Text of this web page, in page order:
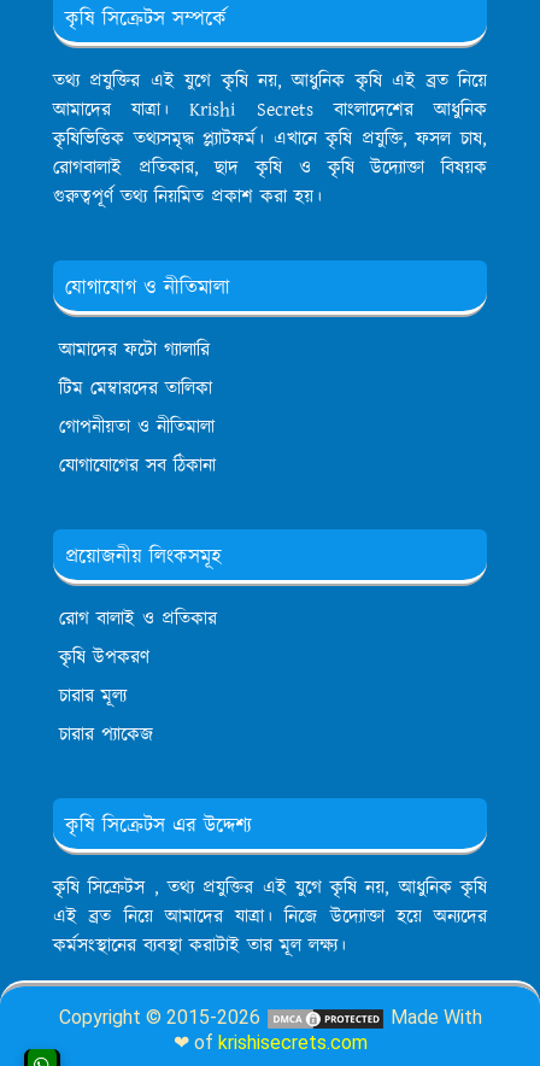
কৃষি সিক্রেটস সম্পর্কে
তথ্য প্রযুক্তির এই যুগে কৃষি নয়, আধুনিক কৃষি এই ব্রত নিয়ে
আমাদের যাত্রা। Krishi Secrets বাংলাদেশের আধুনিক
কৃষিভিত্তিক তথ্যসমৃদ্ধ প্ল্যাটফর্ম। এখানে কৃষি প্রযুক্তি, ফসল চাষ,
রোগবালাই প্রতিকার, ছাদ কৃষি ও কৃষি উদ্যোক্তা বিষয়ক
গুরুত্বপূর্ণ তথ্য নিয়মিত প্রকাশ করা হয়।
যোগাযোগ ও নীতিমালা
আমাদের ফটো গ্যালারি
টিম মেম্বারদের তালিকা
গোপনীয়তা ও নীতিমালা
যোগাযোগের সব ঠিকানা
প্রয়োজনীয় লিংকসমূহ
রোগ বালাই ও প্রতিকার
কৃষি উপকরণ
চারার মূল্য
চারার প্যাকেজ
কৃষি সিক্রেটস এর উদ্দেশ্য
কৃষি সিক্রেটস , তথ্য প্রযুক্তির এই যুগে কৃষি নয়, আধুনিক কৃষি
এই ব্রত নিয়ে আমাদের যাত্রা। নিজে উদ্যোক্তা হয়ে অন্যদের
কর্মসংস্থানের ব্যবস্থা করাটাই তার মূল লক্ষ্য।
Copyright © 2015-2026
Made With
❤ of krishisecrets.com